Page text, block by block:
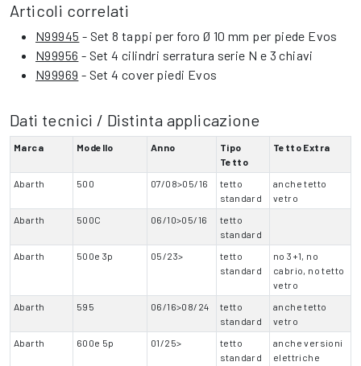
Articoli correlati
N99945 - Set 8 tappi per foro Ø 10 mm per piede Evos
N99956 - Set 4 cilindri serratura serie N e 3 chiavi
N99969 - Set 4 cover piedi Evos
Dati tecnici / Distinta applicazione
Marca Modello Anno
Tipo
Tetto
Tetto Extra
Abarth 500 07/08>05/16
tetto
standard
anche tetto
vetro
Abarth
500C 06/10>05/16
tetto
standard
Abarth
500e 3p 05/23>
tetto
standard
no 3+1, no
cabrio, no tetto
vetro
Abarth
595 06/16>08/24
tetto
standard
anche tetto
vetro
Abarth
600e 5p 01/25>
tetto
standard
anche versioni
elettriche